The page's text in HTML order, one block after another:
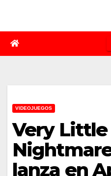
VIDEOJUEGOS
Very Little
lanza en